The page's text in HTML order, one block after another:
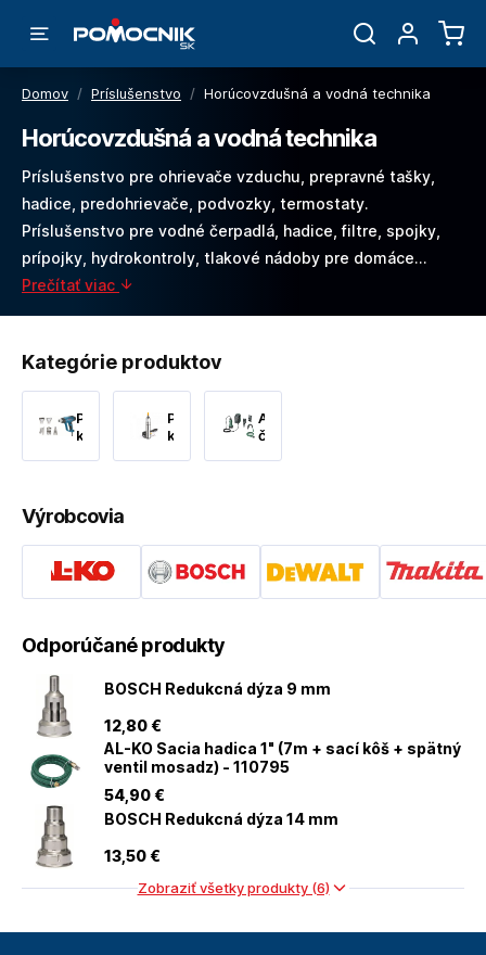
Domov / Príslušenstvo / Horúcovzdušná a vodná technika
Horúcovzdušná a vodná technika
Príslušenstvo pre ohrievače vzduchu, prepravné tašky,
hadice, predohrievače, podvozky, termostaty.
Príslušenstvo pre vodné čerpadlá, hadice, filtre, spojky,
prípojky, hydrokontroly, tlakové nádoby pre domáce…
Prečítať viac
Kategórie produktov
Príslušenstvo
k
Príslušenstvo
k
Akumulátorové
čerpadlá
Výrobcovia
Odporúčané produkty
BOSCH Redukcná dýza 9 mm
12 ,80 €
AL-KO Sacia hadica 1" (7m + sací kôš + spätný
ventil mosadz) - 110795
54 ,90 €
BOSCH Redukcná dýza 14 mm
13 ,50 €
Zobraziť všetky produkty (6)